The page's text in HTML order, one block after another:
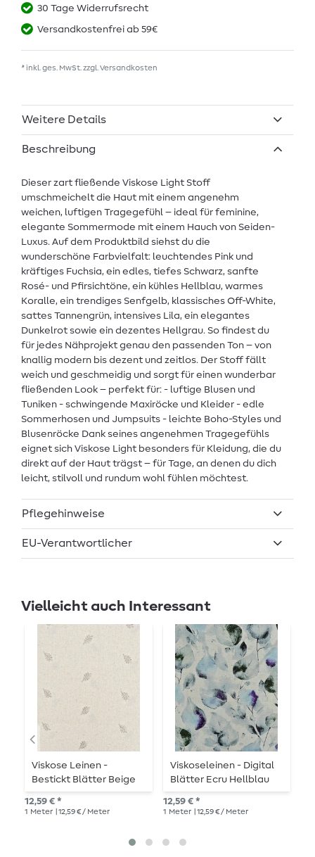
30 Tage Widerrufsrecht
Versandkostenfrei ab 59€
* inkl. ges. MwSt. zzgl. Versandkosten
Weitere Details
Beschreibung
Dieser zart fließende Viskose Light Stoff
umschmeichelt die Haut mit einem angenehm
weichen, luftigen Tragegefühl – ideal für feminine,
elegante Sommermode mit einem Hauch von Seiden-
Luxus. Auf dem Produktbild siehst du die
wunderschöne Farbvielfalt: leuchtendes Pink und
kräftiges Fuchsia, ein edles, tiefes Schwarz, sanfte
Rosé- und Pfirsichtöne, ein kühles Hellblau, warmes
Koralle, ein trendiges Senfgelb, klassisches Off-White,
sattes Tannengrün, intensives Lila, ein elegantes
Dunkelrot sowie ein dezentes Hellgrau. So findest du
für jedes Nähprojekt genau den passenden Ton – von
knallig modern bis dezent und zeitlos. Der Stoff fällt
weich und geschmeidig und sorgt für einen wunderbar
fließenden Look – perfekt für: - luftige Blusen und
Tuniken - schwingende Maxiröcke und Kleider - edle
Sommerhosen und Jumpsuits - leichte Boho-Styles und
Blusenröcke Dank seines angenehmen Tragegefühls
eignet sich Viskose Light besonders für Kleidung, die du
direkt auf der Haut trägst – für Tage, an denen du dich
leicht, stilvoll und rundum wohl fühlen möchtest.
Pflegehinweise
EU-Verantwortlicher
Vielleicht auch Interessant
Viskose Leinen -
Bestickt Blätter Beige
Gold
12,59 € *
1 Meter | 12,59 € / Meter
Viskoseleinen - Digital
Blätter Ecru Hellblau
12,59 € *
1 Meter | 12,59 € / Meter